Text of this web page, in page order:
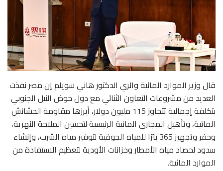
قال وزير الموارد المائية والري الدكتور هاني سويلم إن مصر نفذت
العديد من مشروعات التعاون الثنائي مع دول حوض النيل الجنوبي
بتكلفة إجمالية تتجاوز 115 مليون دولار، أبرزها مقاومة الحشائش
المائية، وتأهيل المجاري المائية الرئيسية لتحسين الملاحة النهرية،
وحفر وتجهيز 365 بئرًا للمياه الجوفية لتوفير مياه الشرب، وإنشاء
سدود لحصاد مياه الأمطار وخزانات الأودية لتعظيم الاستفادة من
الموارد المائية.